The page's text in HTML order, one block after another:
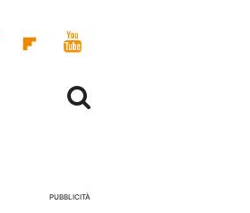
PUBBLICITÀ